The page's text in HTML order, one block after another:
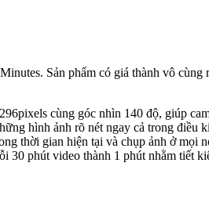
Sản phẩm có giá thành vô
cùng góc nhìn 140 độ, giúp
hình ảnh rõ nét ngay cả trong điều
thời gian hiện tại và chụp ảnh ở mọi
30 phút video thành 1 phút nhằm tiết